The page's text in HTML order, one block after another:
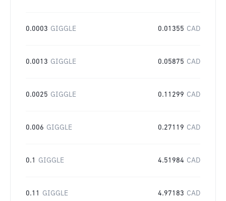
0.0003 GIGGLE 0.01355 CAD
0.0013 GIGGLE 0.05875 CAD
0.0025 GIGGLE 0.11299 CAD
0.006 GIGGLE 0.27119 CAD
0.1 GIGGLE 4.51984 CAD
0.11 GIGGLE 4.97183 CAD